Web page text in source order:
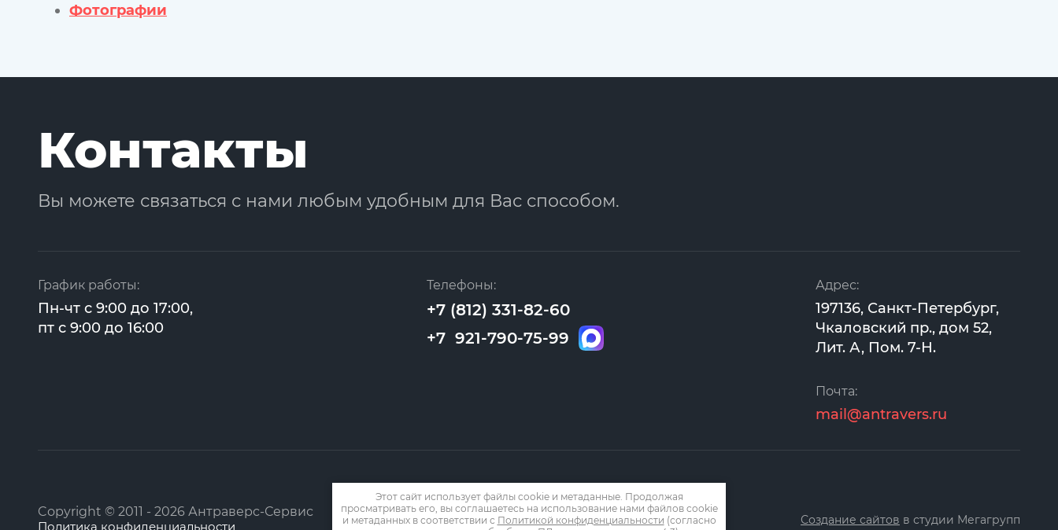
Фотографии
Контакты
Вы можете связаться с нами любым удобным для Вас способом.
График работы:
Пн-чт с 9:00 до 17:00,
пт с 9:00 до 16:00
Телефоны:
+7 (812) 331-82-60
+7 921-790-75-99
Адрес:
197136, Санкт-Петербург,
Чкаловский пр., дом 52,
Лит. А, Пом. 7-Н.
Почта:
mail@antravers.ru
Copyright © 2011 - 2026 Антраверс-Сервис
Политика конфиденциальности
Этот сайт использует файлы cookie и метаданные. Продолжая
просматривать его, вы соглашаетесь на использование нами файлов cookie
и метаданных в соответствии с Политикой конфиденциальности (согласно
Создание сайтов в студии Мегагрупп